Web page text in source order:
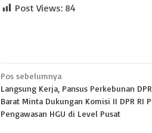
Post Views: 84
Navigasi
pos
Pos sebelumnya
Langsung Kerja, Pansus Perkebunan
Barat Minta Dukungan Komisi II DPR RI
Pengawasan HGU di Level Pusat